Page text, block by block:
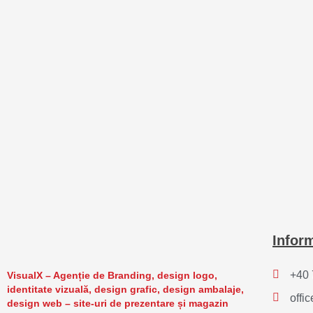
VisualX – Agenție de Branding, design logo,
identitate vizuală, design grafic, design ambalaje,
design web – site-uri de prezentare și magazin
+40